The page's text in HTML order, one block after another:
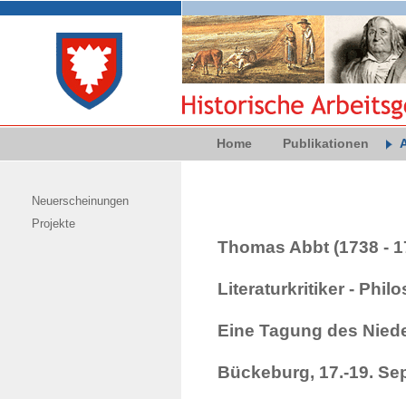
Home Publikationen
Neuerscheinungen
Projekte
Thomas Abbt (1738 -
Literaturkritiker -
Eine Tagung des
Bückeburg, 17.-19.